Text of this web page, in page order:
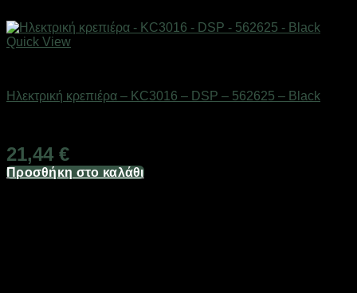
Quick View
Ηλεκτρική κρεπιέρα – KC3016 – DSP – 562625 – Black
21,44 €
Προσθήκη στο καλάθι